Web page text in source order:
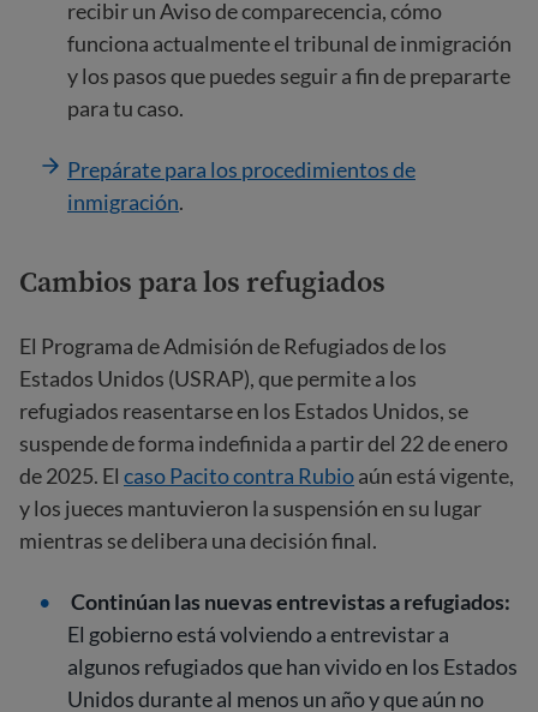
recibir un Aviso de comparecencia, cómo
funciona actualmente el tribunal de inmigración
y los pasos que puedes seguir a fin de prepararte
para tu caso.
Prepárate para los procedimientos de
inmigración.
Cambios para los refugiados
El Programa de Admisión de Refugiados de los
Estados Unidos (USRAP), que permite a los
refugiados reasentarse en los Estados Unidos, se
suspende de forma indefinida a partir del 22 de enero
de 2025. El caso Pacito contra Rubioaún está vigente,
y los jueces mantuvieron la suspensión en su lugar
mientras se delibera una decisión final.
Continúan las nuevas entrevistas a refugiados:
El gobierno está volviendo a entrevistar a
algunos refugiados que han vivido en los Estados
Unidos durante al menos un año y que aún no